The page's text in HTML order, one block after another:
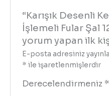
“Karışık Desenli
İşlemeli Fular Şal
yorum yapan ilk
E-posta adresiniz
* ile işaretlenmişlerdir
Derecelendirmeniz *